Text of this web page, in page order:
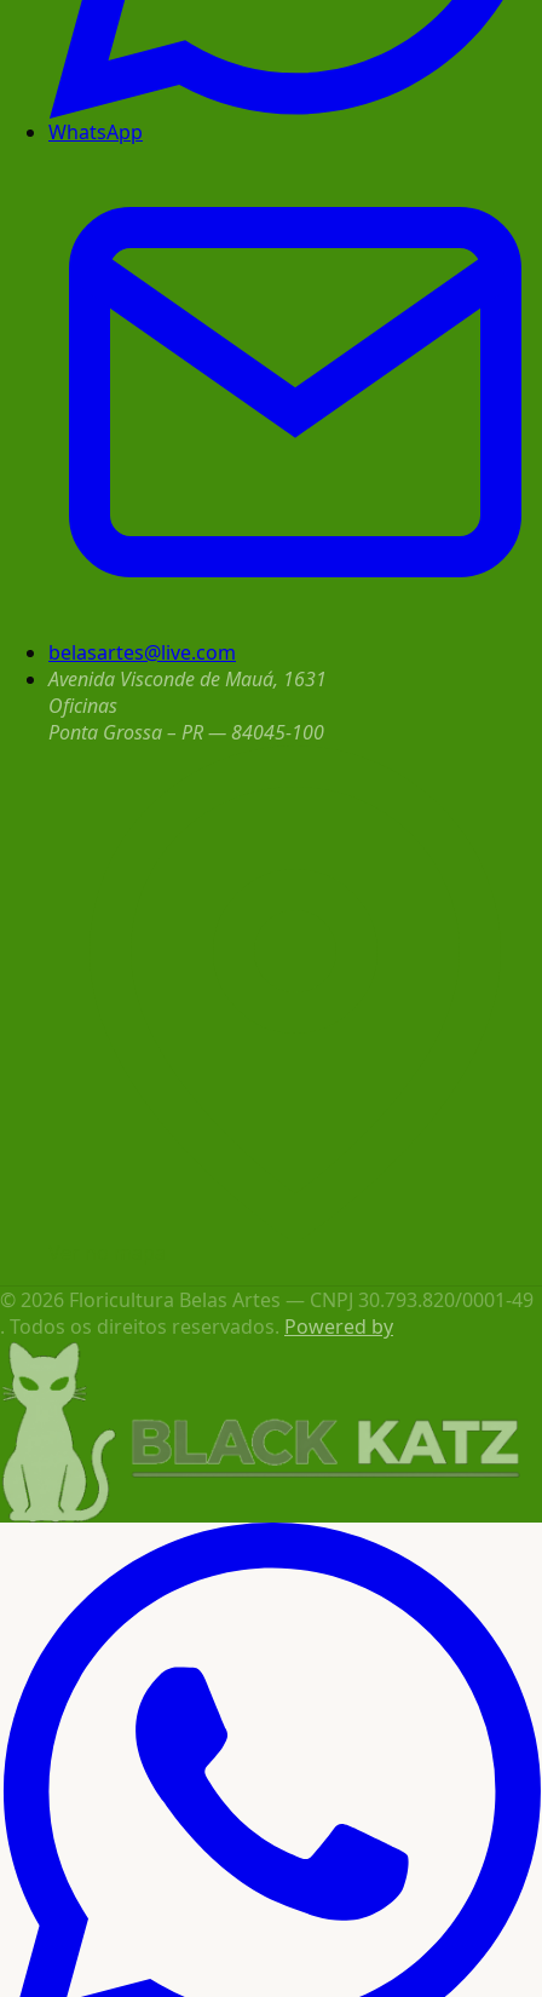
WhatsApp
belasartes@live.com
Avenida Visconde de Mauá, 1631
Oficinas
Ponta Grossa – PR — 84045-100
© 2026 Floricultura Belas Artes — CNPJ 30.793.820/0001-49
. Todos os direitos reservados. Powered by